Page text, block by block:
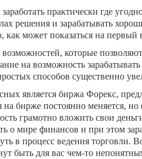
практически где
решения и зарабатывать
как может показаться на первый
возможностей, которые
на возможность
способов существенно
является биржа Форекс,
бирже постоянно меняется,
грамотно вложить свои
о мире финансов и при этом
в процесс ведения торговли.
быть для вас чем-то